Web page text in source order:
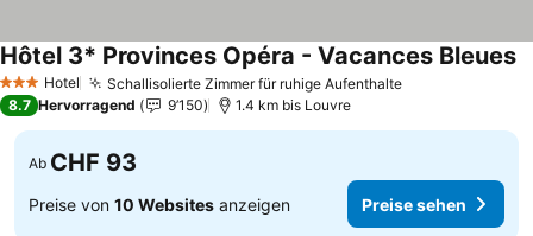
3 SterneHotel Schallisolierte Zimmer für ruhige AufenthaltePreise sehen
Hôtel 3* Provinces Opéra - Vacances Bleues
8.7 Hervorragend 9’150 1.4 km bis Louvre
Ab CHF 93
Preise von 10 Websites anzeigen Preise sehen